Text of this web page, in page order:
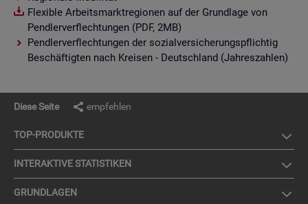
Flexible Arbeitsmarktregionen auf der Grundlage von
Pendlerverflechtungen (PDF, 2MB)
Pendlerverflechtungen der sozialversicherungspflichtig
Beschäftigten nach Kreisen - Deutschland (Jahreszahlen)
Diese Seite empfehlen
TOP-PRO­DUK­TE
IN­TER­AK­TI­VE STA­TIS­TI­KEN
GRUND­LA­GEN